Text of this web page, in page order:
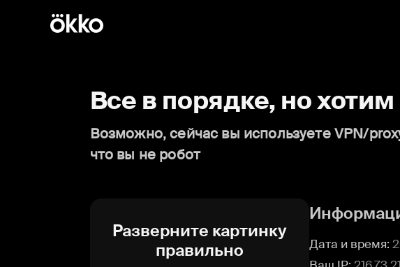
Все в порядке, но
Возможно, сейчас вы используете VPN/
что вы не робот
Разверните картинку
правильно
Дата и время: